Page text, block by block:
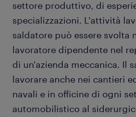
settore produttivo, di
specializzazioni. L'attività
saldatore può essere svolta
lavoratore dipendente nel
di un'azienda meccanica. Il
lavorare anche nei cantieri
navali e in officine di ogni
automobilistico al